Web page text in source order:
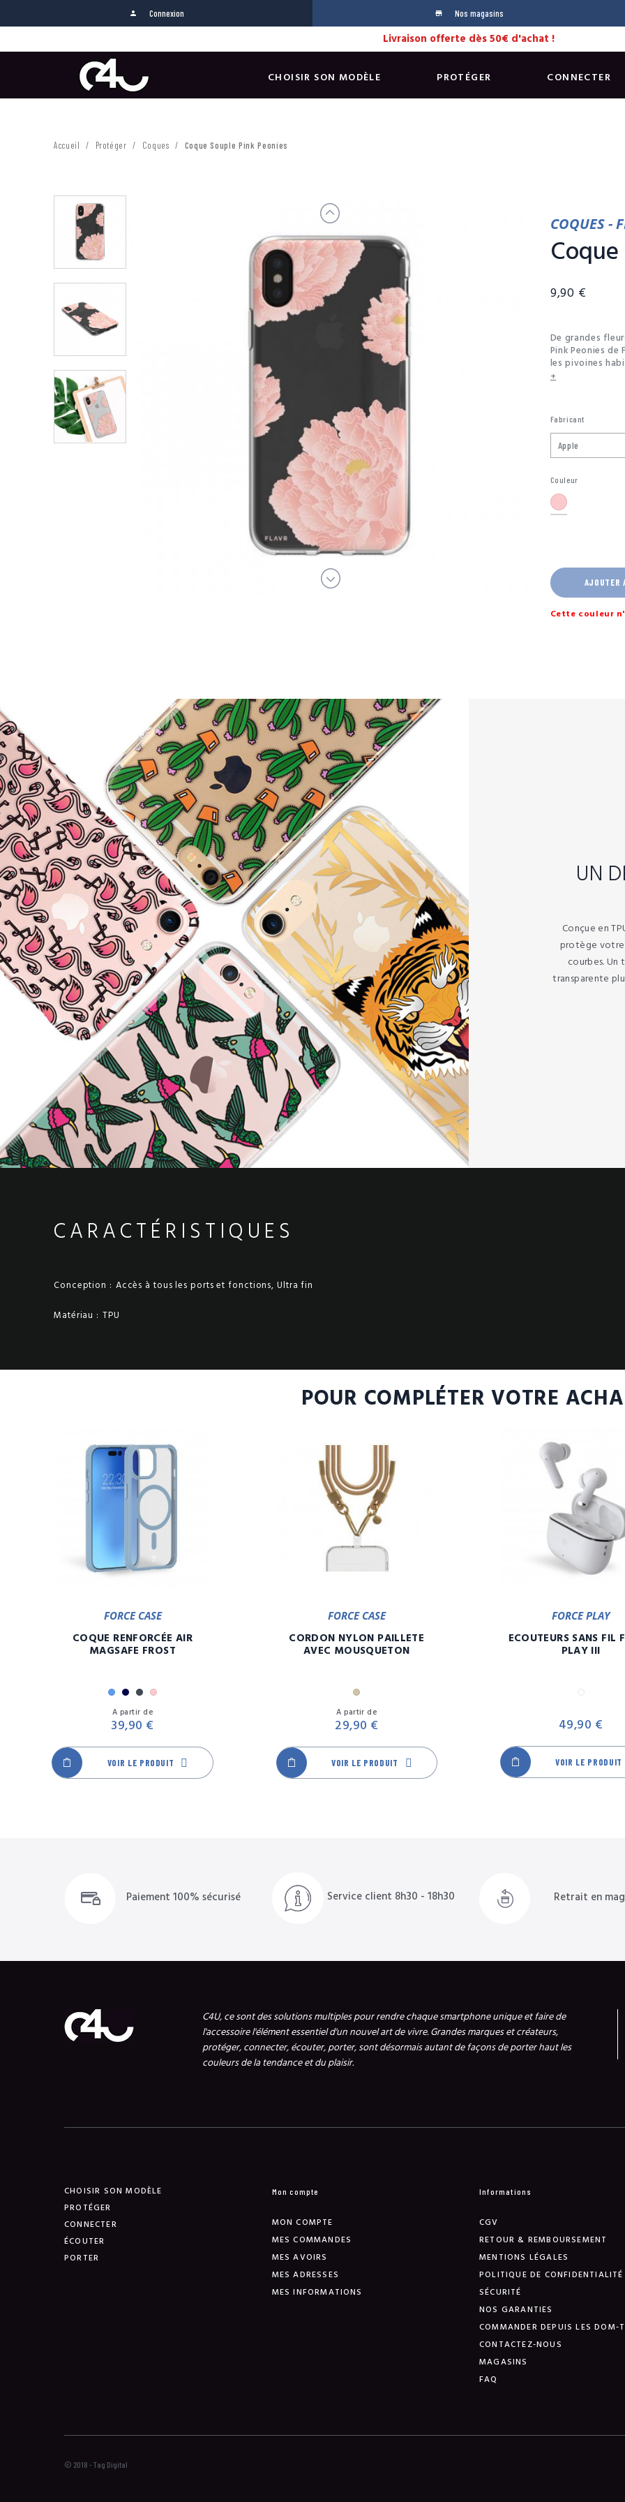
person Connexion store Nos magasins
Livraison offerte dès 50€ d'achat !
CHOISIR SON MODÈLE PROTÉGER CONNECTER
Accueil Protéger Coques Coque Souple Pink Peonies
COQUES -
9,90 €
De grandes
Pink Peonies
les pivoines
couleur.
constante de
+
Fabricant
Couleur
Rose
AJOUTER
Cette couleur
UN
Conçue en
protège votre
courbes.
transparente
CARACTÉRISTIQUES
Conception : Accès à tous les ports et fonctions, Ultra fin
Matériau : TPU
POUR COMPLÉTER VOTRE
FORCE CASE
COQUE RENFORCÉE AIR
MAGSAFE FROST
BleuMarine
NoirRose
A partir de
39,90 €
VOIR LE PRODUIT
FORCE CASE
CORDON NYLON PAILLETE
AVEC MOUSQUETON
Or
A partir de
29,90 €
VOIR LE PRODUIT
FORCE PLAY
ECOUTEURS SANS FIL
PLAY III
Blanc
49,90 €
VOIR LE PRODUIT
Paiement 100% sécurisé Service client 8h30 - 18h30 Retrait en
C4U, ce sont des solutions multiples pour rendre chaque smartphone unique et faire de
l'accessoire l'élément essentiel d'un nouvel art de vivre. Grandes marques et créateurs,
protéger, connecter, écouter, porter, sont désormais autant de façons de porter haut les
couleurs de la tendance et du plaisir.
CHOISIR SON MODÈLE
PROTÉGER
CONNECTER
ÉCOUTER
PORTER
Mon compte
MON COMPTE
MES COMMANDES
MES AVOIRS
MES ADRESSES
MES INFORMATIONS
Informations
CGV
RETOUR & REMBOURSEMENT
MENTIONS LÉGALES
POLITIQUE DE
SÉCURITÉ
NOS GARANTIES
COMMANDER DEPUIS LES DOM-
CONTACTEZ-NOUS
MAGASINS
FAQ
© 2018 - Tag Digital